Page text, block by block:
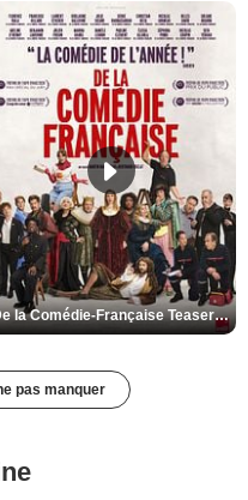
De la Comédie-Française Teaser VF
pas manquer